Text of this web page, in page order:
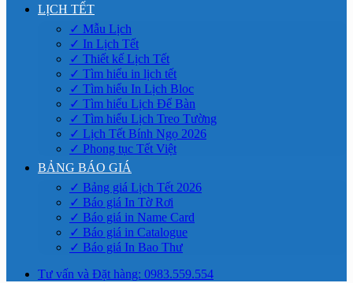
LỊCH TẾT
✓ Mẫu Lịch
✓ In Lịch Tết
✓ Thiết kế Lịch Tết
✓ Tìm hiểu in lịch tết
✓ Tìm hiểu In Lịch Bloc
✓ Tìm hiểu Lịch Để Bàn
✓ Tìm hiểu Lịch Treo Tường
✓ Lịch Tết Bính Ngọ 2026
✓ Phong tục Tết Việt
BẢNG BÁO GIÁ
✓ Bảng giá Lịch Tết 2026
✓ Báo giá In Tờ Rơi
✓ Báo giá in Name Card
✓ Báo giá in Catalogue
✓ Báo giá In Bao Thư
Tư vấn và Đặt hàng: 0983.559.554